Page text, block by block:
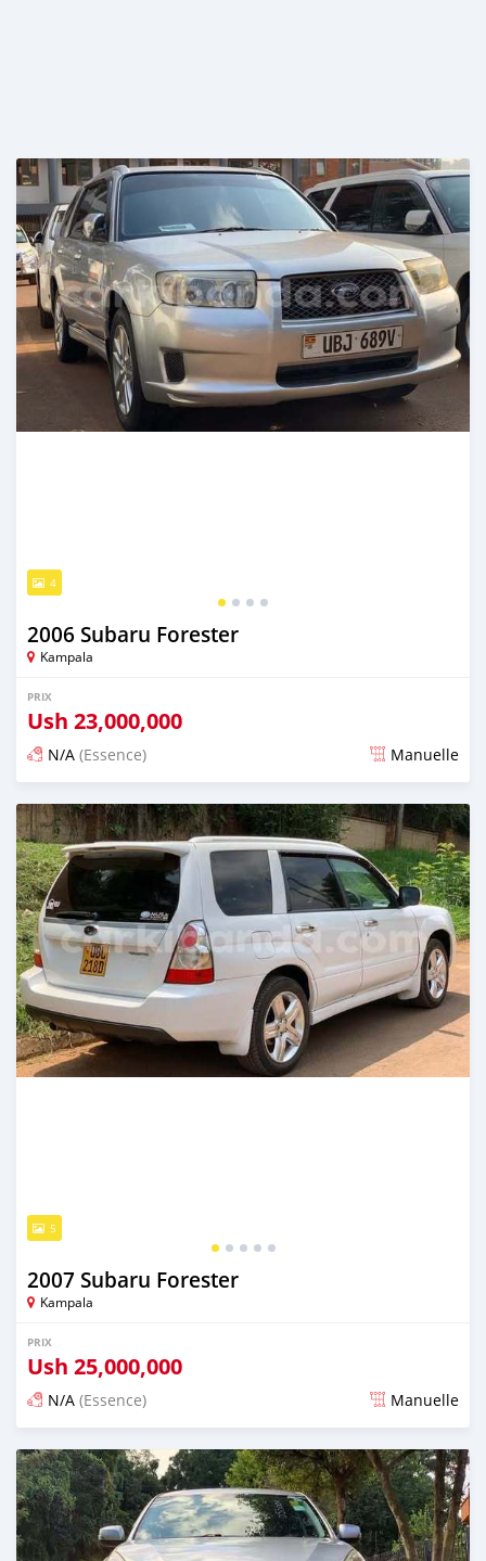
4
2006 Subaru Forester
Kampala
PRIX
Ush 23,000,000
N/A (Essence) Manuelle
Publié il y a 2 jours
5
2007 Subaru Forester
Kampala
PRIX
Ush 25,000,000
N/A (Essence) Manuelle
Publié il y a 2 jours